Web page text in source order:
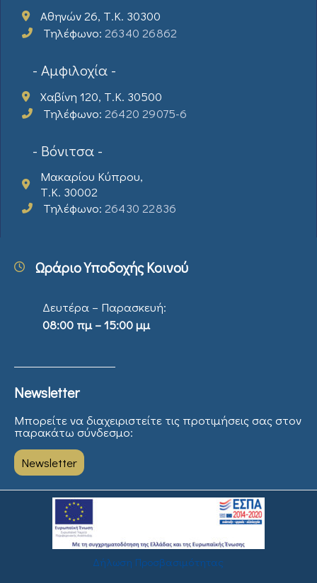
Αθηνών 26, Τ.Κ. 30300
Τηλέφωνο: 26340 26862
- Αμφιλοχία -
Χαβίνη 120, Τ.Κ. 30500
Τηλέφωνο: 26420 29075-6
- Βόνιτσα -
Μακαρίου Κύπρου,
Τ.Κ. 30002
Τηλέφωνο: 26430 22836
Ωράριο Υποδοχής Κοινού
Δευτέρα – Παρασκευή:
08:00 πμ – 15:00 μμ
Newsletter
Μπορείτε να διαχειριστείτε τις προτιμήσεις σας στον
παρακάτω σύνδεσμο:
Newsletter
Δήλωση Προσβασιμότητας